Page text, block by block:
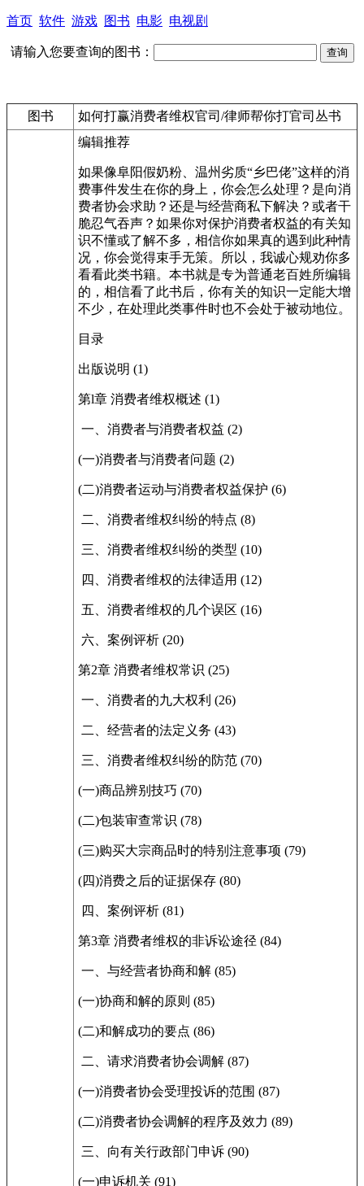
首页 软件 游戏 图书 电影 电视剧
请输入您要查询的图书：
图书
如何打赢消费者维权官司/律师帮你打官司丛书
编辑推荐
如果像阜阳假奶粉、温州劣质“乡巴佬”这样的消
费事件发生在你的身上，你会怎么处理？是向消
费者协会求助？还是与经营商私下解决？或者干
脆忍气吞声？如果你对保护消费者权益的有关知
识不懂或了解不多，相信你如果真的遇到此种情
况，你会觉得束手无策。所以，我诚心规劝你多
看看此类书籍。本书就是专为普通老百姓所编辑
的，相信看了此书后，你有关的知识一定能大增
不少，在处理此类事件时也不会处于被动地位。
目录
出版说明 (1)
第l章 消费者维权概述 (1)
一、消费者与消费者权益 (2)
(一)消费者与消费者问题 (2)
(二)消费者运动与消费者权益保护 (6)
二、消费者维权纠纷的特点 (8)
三、消费者维权纠纷的类型 (10)
四、消费者维权的法律适用 (12)
五、消费者维权的几个误区 (16)
六、案例评析 (20)
第2章 消费者维权常识 (25)
一、消费者的九大权利 (26)
二、经营者的法定义务 (43)
三、消费者维权纠纷的防范 (70)
(一)商品辨别技巧 (70)
(二)包装审查常识 (78)
(三)购买大宗商品时的特别注意事项 (79)
(四)消费之后的证据保存 (80)
四、案例评析 (81)
第3章 消费者维权的非诉讼途径 (84)
一、与经营者协商和解 (85)
(一)协商和解的原则 (85)
(二)和解成功的要点 (86)
二、请求消费者协会调解 (87)
(一)消费者协会受理投诉的范围 (87)
(二)消费者协会调解的程序及效力 (89)
三、向有关行政部门申诉 (90)
(一)申诉机关 (91)